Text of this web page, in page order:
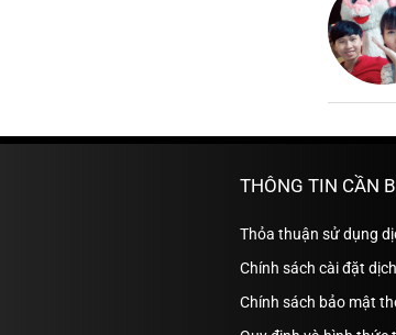
THÔNG TIN CẦN
Thỏa thuận sử dụng
Chính sách cài đặt
Chính sách bảo mật